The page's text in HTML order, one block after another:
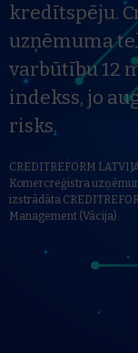
kredītspēju.
uzņēmuma
varbūtību 12
indekss, jo
risks.
CREDITREFORM
Komercreģistra
izstrādāta
Management (Vācija).